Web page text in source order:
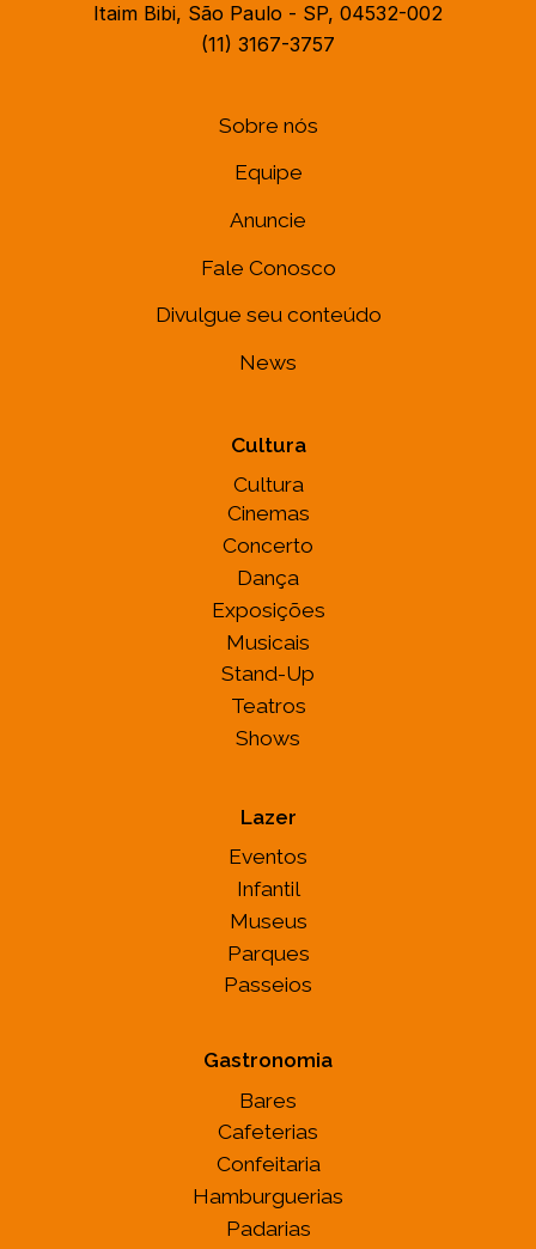
Itaim Bibi, São Paulo - SP, 04532-002
(11) 3167-3757
Sobre nós
Equipe
Anuncie
Fale Conosco
Divulgue seu conteúdo
News
Cultura
Cultura
Cinemas
Concerto
Dança
Exposições
Musicais
Stand-Up
Teatros
Shows
Lazer
Eventos
Infantil
Museus
Parques
Passeios
Gastronomia
Bares
Cafeterias
Confeitaria
Hamburguerias
Padarias